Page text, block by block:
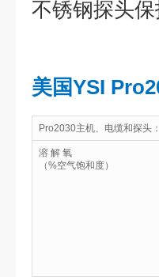
不锈钢探头
美国YSI
Pro2030主机、电缆和探头：
溶 解 氧
（%空气饱和度）